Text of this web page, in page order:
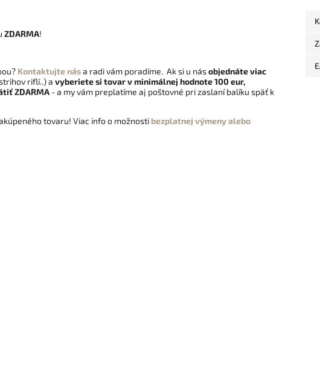
ZDARMA!
Kontaktujte nása radi vám poradíme. Ak si u násobjednáte viac
riflí..) a vyberiete si tovar v minimálnej hodnote 100 eur,
ZDARMA - a my vám preplatíme aj poštovné pri zaslaní balíku späť k
tovaru! Viac info o možnosti bezplatnej výmeny alebo